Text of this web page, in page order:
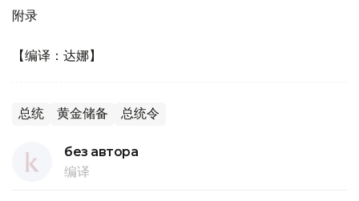
附录
【编译：达娜】
总统 黄金储备 总统令
без автора
编译